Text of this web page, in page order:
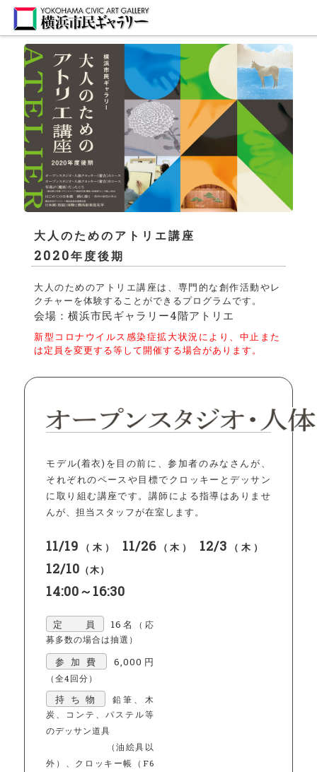
大人のためのアトリエ講座
2020年度後期
大人のためのアトリエ講座は、専門的な創作活動やレ
クチャーを体験することができるプログラムです。
会場：横浜市民ギャラリー4階アトリエ
新型コロナウイルス感染症拡大状況により、中止また
は定員を変更する等して開催する場合があります。
モデル(着衣)を目の前に、参加者のみなさんが、
それぞれのペースや目標でクロッキーとデッサン
に取り組む講座です。講師による指導はありませ
んが、担当スタッフが在室します。
11/19 （木） 11/26（木） 12/3 （木）
12/10 （木）
14:00～16:30
定 員 16名 （応
募多数の場合は抽選）
参加費
6,000円
（全4回分）
持ち物 鉛筆、木
炭、コンテ、パステル等
のデッサン道具
（油絵具以
外）、クロッキー帳（F6